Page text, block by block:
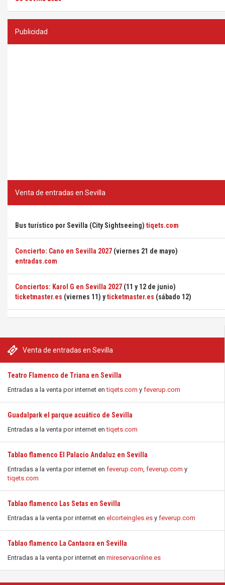
Venta de entradas en Sevilla
Teatro Flamenco de Triana en Sevilla
Entradas a la venta por internet entiqets.com y feverup.com
Guadalpark el parque acuático de Sevilla
Entradas a la venta por internet entiqets.com
Tablao flamenco El Palacio Andaluz en Sevilla
Entradas a la venta por internet en feverup.com, feverup.com y
tiqets.com
Tablao flamenco Las Setas en Sevilla
Entradas a la venta por internet en elcorteingles.es y feverup.com
Tablao flamenco La Cantaora en Sevilla
Entradas a la venta por internet en mireservaonline.es
Publicidad
Venta de entradas en Sevilla
Bus turístico por Sevilla (City Sightseeing) tiqets.com
Concierto: Cano en Sevilla 2027 (viernes 21 de mayo)
entradas.com
Conciertos: Karol G en Sevilla 2027 (11 y 12 de junio)
ticketmaster.es (viernes 11) yticketmaster.es (sábado 12)